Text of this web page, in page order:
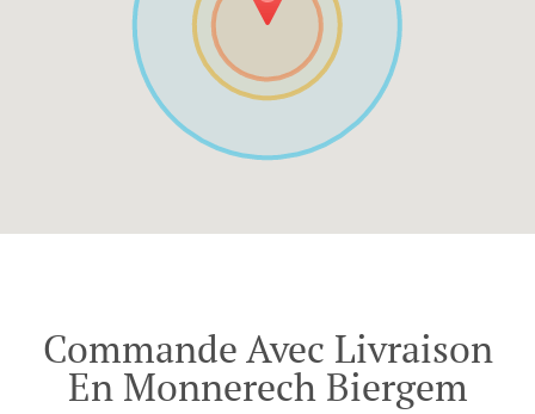
Commande Avec Livraison
En Monnerech Biergem